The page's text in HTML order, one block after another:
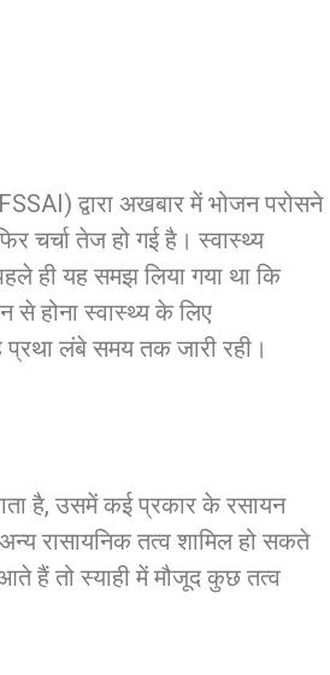
द्वारा अखबार में भोजन परोसने
चर्चा तेज हो गई है। स्वास्थ्य
ही यह समझ लिया गया था कि
से होना स्वास्थ्य के लिए
लंबे समय तक जारी रही।
है, उसमें कई प्रकार के रसायन
रासायनिक तत्व शामिल हो सकते
हैं तो स्याही में मौजूद कुछ तत्व